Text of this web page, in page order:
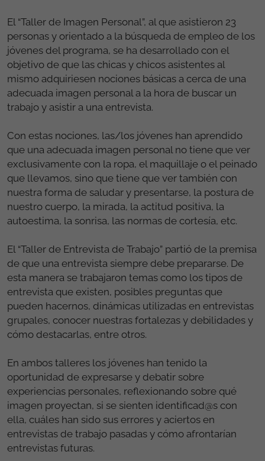
El “Taller de Imagen Personal”, al que asistieron 23
personas y orientado a la búsqueda de empleo de los
jóvenes del programa, se ha desarrollado con el
objetivo de que las chicas y chicos asistentes al
mismo adquiriesen nociones básicas a cerca de una
adecuada imagen personal a la hora de buscar un
trabajo y asistir a una entrevista.
Con estas nociones, las/los jóvenes han aprendido
que una adecuada imagen personal no tiene que ver
exclusivamente con la ropa, el maquillaje o el peinado
que llevamos, sino que tiene que ver también con
nuestra forma de saludar y presentarse, la postura de
nuestro cuerpo, la mirada, la actitud positiva, la
autoestima, la sonrisa, las normas de cortesía, etc.
El “Taller de Entrevista de Trabajo” partió de la premisa
de que una entrevista siempre debe prepararse. De
esta manera se trabajaron temas como los tipos de
entrevista que existen, posibles preguntas que
pueden hacernos, dinámicas utilizadas en entrevistas
grupales, conocer nuestras fortalezas y debilidades y
cómo destacarlas, entre otros.
En ambos talleres los jóvenes han tenido la
oportunidad de expresarse y debatir sobre
experiencias personales, reflexionando sobre qué
imagen proyectan, si se sienten identificad@s con
ella, cuáles han sido sus errores y aciertos en
entrevistas de trabajo pasadas y cómo afrontarían
entrevistas futuras.